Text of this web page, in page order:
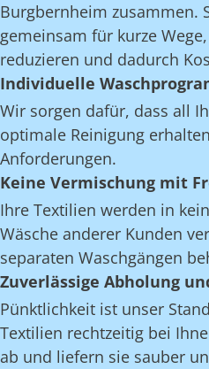
Burgbernheim zusammen.
gemeinsam für kurze
reduzieren und dadurch
Individuelle
Wir sorgen dafür, dass all
optimale Reinigung
Anforderungen.
Keine Vermischung mit
Ihre Textilien werden in
Wäsche anderer Kunden
separaten Waschgängen
Zuverlässige Abholung
Pünktlichkeit ist unser
Textilien rechtzeitig bei
ab und liefern sie sauber